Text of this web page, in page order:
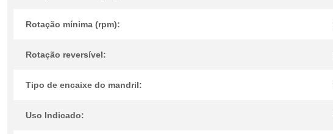
Rotação mínima (rpm):
Rotação reversível:
Tipo de encaixe do mandril:
Uso Indicado: